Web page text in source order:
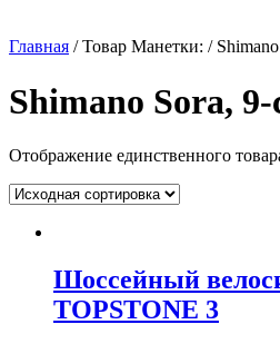
Главная / Товар Манетки: /
Shimano Sora, 9-
Отображение единственного
Шоссейный
TOPSTONE 3